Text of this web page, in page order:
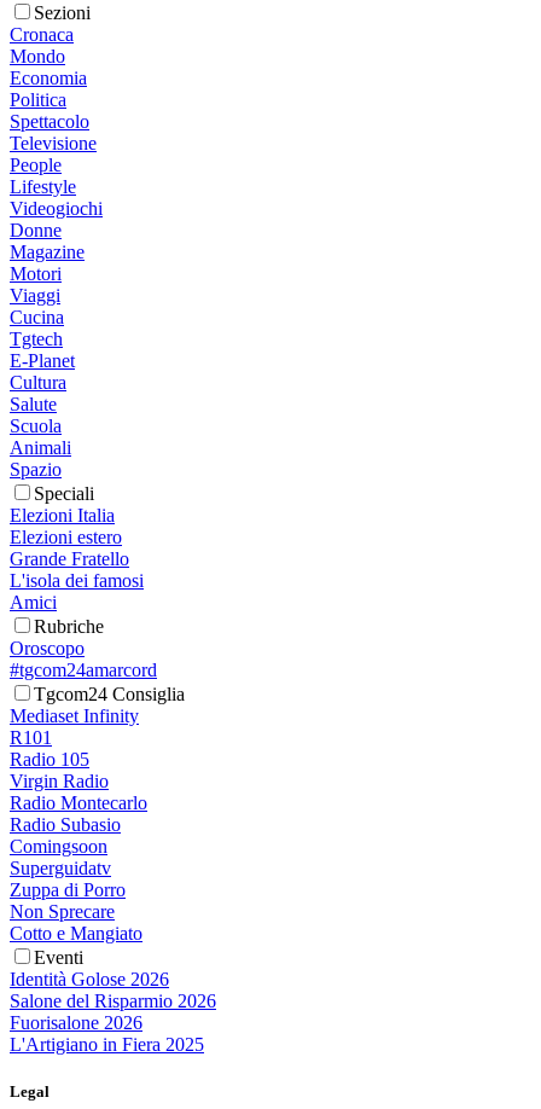
Sezioni
Cronaca
Mondo
Economia
Politica
Spettacolo
Televisione
People
Lifestyle
Videogiochi
Donne
Magazine
Motori
Viaggi
Cucina
Tgtech
E-Planet
Cultura
Salute
Scuola
Animali
Spazio
Speciali
Elezioni Italia
Elezioni estero
Grande Fratello
L'isola dei famosi
Amici
Rubriche
Oroscopo
#tgcom24amarcord
Tgcom24 Consiglia
Mediaset Infinity
R101
Radio 105
Virgin Radio
Radio Montecarlo
Radio Subasio
Comingsoon
Superguidatv
Zuppa di Porro
Non Sprecare
Cotto e Mangiato
Eventi
Identità Golose 2026
Salone del Risparmio 2026
Fuorisalone 2026
L'Artigiano in Fiera 2025
Legal